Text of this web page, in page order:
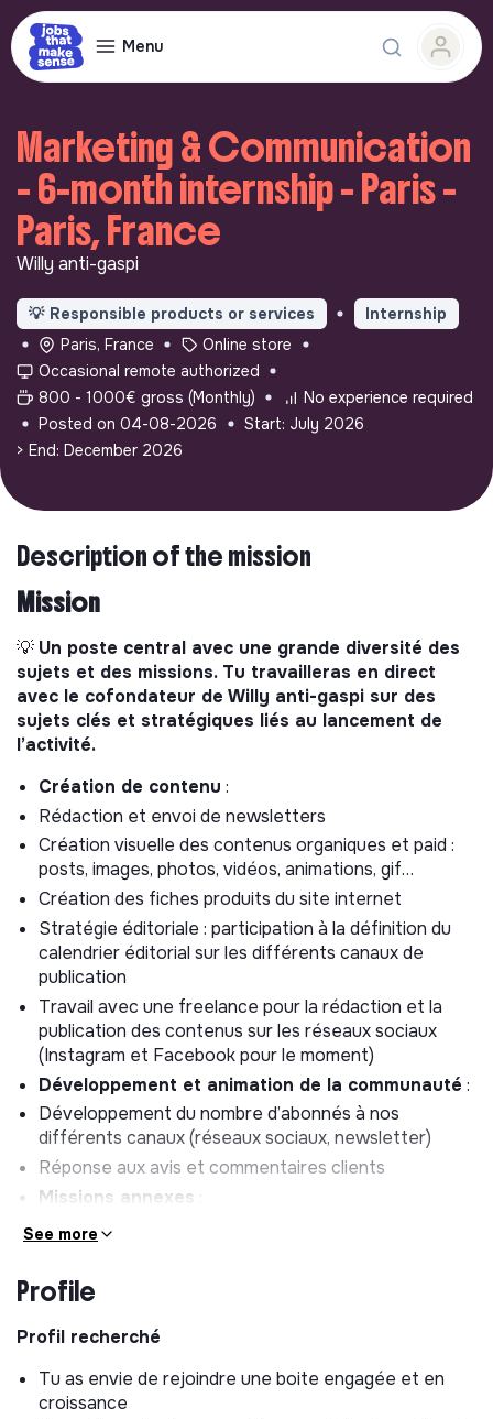
Menu
Marketing & Communication
- 6-month internship - Paris -
Paris, France
Willy anti-gaspi
💡 Responsible products or services
Internship
Paris, France
Online store
Occasional remote authorized
800 - 1000€ gross (Monthly)
No experience required
Posted on 04-08-2026
Start: July 2026
> End: December 2026
Description of the mission
Mission
💡 Un poste central avec une grande diversité des
sujets et des missions. Tu travailleras en direct
avec le cofondateur de Willy anti-gaspi sur des
sujets clés et stratégiques liés au lancement de
l’activité.
Création de contenu :
Rédaction et envoi de newsletters
Création visuelle des contenus organiques et paid :
posts, images, photos, vidéos, animations, gif…
Création des fiches produits du site internet
Stratégie éditoriale : participation à la définition du
calendrier éditorial sur les différents canaux de
publication
Travail avec une freelance pour la rédaction et la
publication des contenus sur les réseaux sociaux
(Instagram et Facebook pour le moment)
Développement et animation de la communauté :
Développement du nombre d’abonnés à nos
différents canaux (réseaux sociaux, newsletter)
Réponse aux avis et commentaires clients
Missions annexes :
Veille concurrentielle
actions de communication
contenu, organisation des produits/catégories…
See more
Profile
Profil recherché
Tu as envie de rejoindre une boite engagée et en
croissance